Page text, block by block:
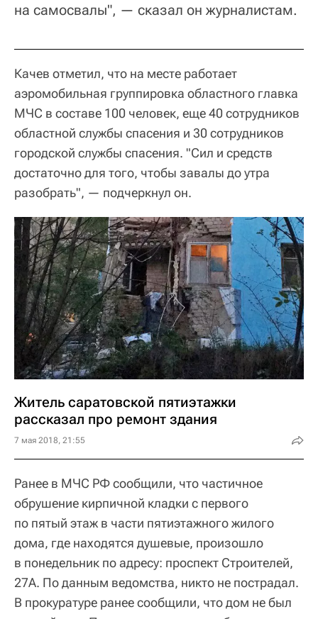
на самосвалы", — сказал он журналистам.
Качев отметил, что на месте работает
аэромобильная группировка областного главка
МЧС в составе 100 человек, еще 40 сотрудников
областной службы спасения и 30 сотрудников
городской службы спасения. "Сил и средств
достаточно для того, чтобы завалы до утра
разобрать", — подчеркнул он.
Житель саратовской пятиэтажки
рассказал про ремонт здания
7 мая 2018, 21:55
Ранее в МЧС РФ сообщили, что частичное
обрушение кирпичной кладки с первого
по пятый этаж в части пятиэтажного жилого
дома, где находятся душевые, произошло
в понедельник по адресу: проспект Строителей,
27А. По данным ведомства, никто не пострадал.
В прокуратуре ранее сообщили, что дом не был